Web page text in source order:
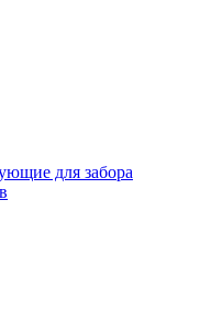
для забора